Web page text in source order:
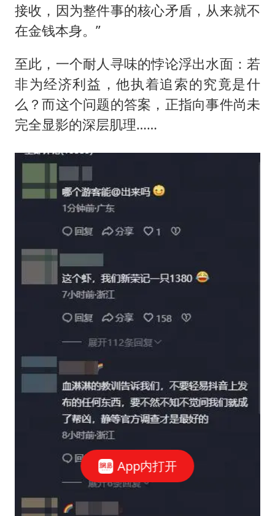
接收，因为整件事的核心矛盾，从来就不
在金钱本身。”
至此，一个耐人寻味的悖论浮出水面：若
非为经济利益，他执着追索的究竟是什
么？而这个问题的答案，正指向事件尚未
完全显影的深层肌理……
App内打开